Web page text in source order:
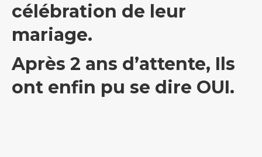
célébration de leur
mariage.
Après 2 ans d’attente, Ils
ont enfin pu se dire OUI.